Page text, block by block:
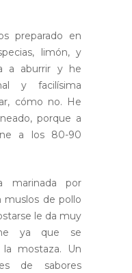
preparado en
limón, y
a aburrir y he
y facilísima
cómo no. He
porque a
a los 80-90
marinada por
muslos de pollo
le da muy
ya que se
mostaza. Un
de sabores